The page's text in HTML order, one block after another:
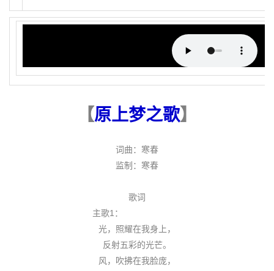
【原上梦之歌】
词曲：寒春
监制：寒春
歌词
主歌1：
光，照耀在我身上，
反射五彩的光芒。
风，吹拂在我脸庞，